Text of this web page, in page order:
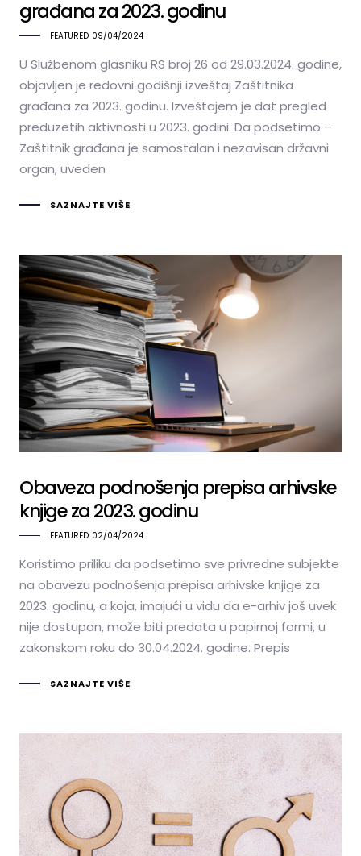
građana za 2023. godinu
FEATURED 09/04/2024
U Službenom glasniku RS broj 26 od 29.03.2024. godine,
objavljen je redovni godišnji izveštaj Zaštitnika
građana za 2023. godinu. Izveštajem je dat pregled
preduzetih aktivnosti u 2023. godini. Da podsetimo –
Zaštitnik građana je samostalan i nezavisan državni
organ, uveden
SAZNAJTE VIŠE
Obaveza podnošenja prepisa arhivske
knjige za 2023. godinu
FEATURED 02/04/2024
Koristimo priliku da podsetimo sve privredne subjekte
na obavezu podnošenja prepisa arhivske knjige za
2023. godinu, a koja, imajući u vidu da e-arhiv još uvek
nije dostupan, može biti predata u papirnoj formi, u
zakonskom roku do 30.04.2024. godine. Prepis
SAZNAJTE VIŠE